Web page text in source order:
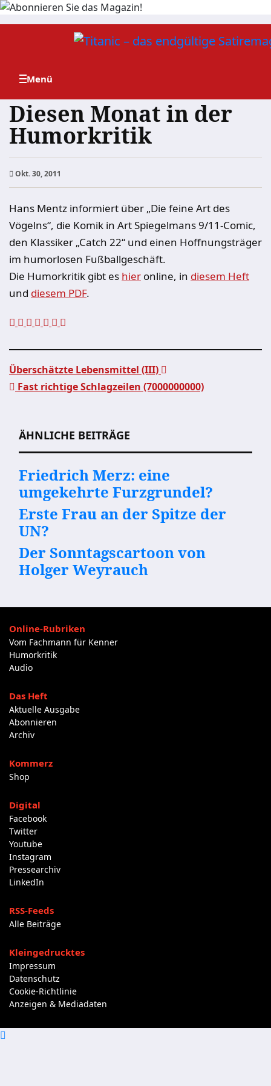
Zum
Diesen Monat in der
Humorkritik
Okt. 30, 2011
Hans Mentz informiert über „Die feine Art des
Vögelns“, die Komik in Art Spiegelmans 9/11-Comic,
den Klassiker „Catch 22“ und einen Hoffnungsträger
im humorlosen Fußballgeschäft.
Die Humorkritik gibt es hier online, in diesem Heft
und diesem PDF.
Überschätzte Lebensmittel (III)
Fast richtige Schlagzeilen (7000000000)
ÄHNLICHE BEITRÄGE
Friedrich Merz: eine
umgekehrte Furzgrundel?
Erste Frau an der Spitze der
UN?
Der Sonntagscartoon von
Holger Weyrauch
Online-Rubriken
Vom Fachmann für Kenner
Humorkritik
Audio
Das Heft
Aktuelle Ausgabe
Abonnieren
Archiv
Kommerz
Shop
Digital
Facebook
Twitter
Youtube
Instagram
Pressearchiv
LinkedIn
RSS-Feeds
Alle Beiträge
Kleingedrucktes
Impressum
Datenschutz
Cookie-Richtlinie
Anzeigen & Mediadaten